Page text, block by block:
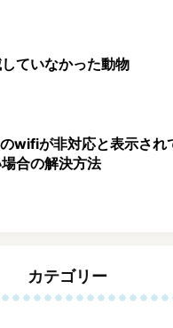
ていなかった動物
wifiが非対応と表示され
合の解決方法
カテゴリー